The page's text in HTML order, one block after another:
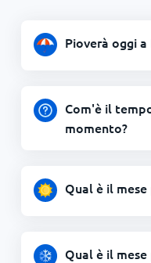
Pioverà oggi a
Com'è il
momento?
Qual è il mese
Qual è il